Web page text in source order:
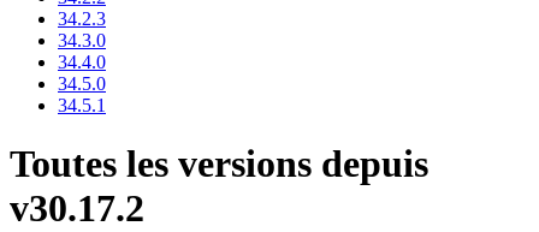
34.2.3
34.3.0
34.4.0
34.5.0
34.5.1
Toutes les versions depuis
v30.17.2